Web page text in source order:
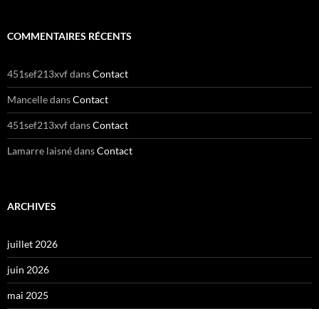
COMMENTAIRES RÉCENTS
451sef213xvfdansContact
MancelledansContact
451sef213xvfdansContact
Lamarre laisnédansContact
ARCHIVES
juillet 2026
juin 2026
mai 2025